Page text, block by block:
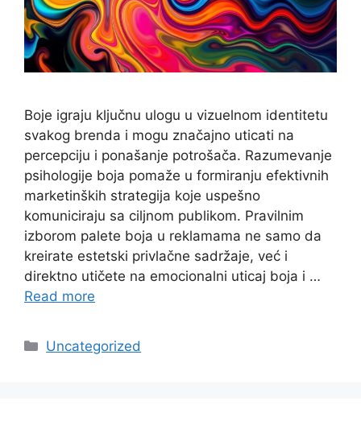
Boje igraju ključnu ulogu u vizuelnom identitetu
svakog brenda i mogu značajno uticati na
percepciju i ponašanje potrošača. Razumevanje
psihologije boja pomaže u formiranju efektivnih
marketinških strategija koje uspešno
komuniciraju sa ciljnom publikom. Pravilnim
izborom palete boja u reklamama ne samo da
kreirate estetski privlačne sadržaje, već i
direktno utičete na emocionalni uticaj boja i …
Read more
Categories
Uncategorized